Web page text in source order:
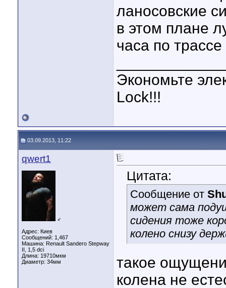
ланосовские
в этом плане
часа по
Экономьте
Lock!!!
03.09.2013, 11:22
qwert1
♂
Адрес: Киев
Сообщений: 1,467
Машина: Renault Sandero Stepway
II, 1,5 dci
Длина: 19710мкм
Диаметр: 34мм
Цитата:
Сообщение от
может сама
сидения тоже
колено снизу
такое
колена не